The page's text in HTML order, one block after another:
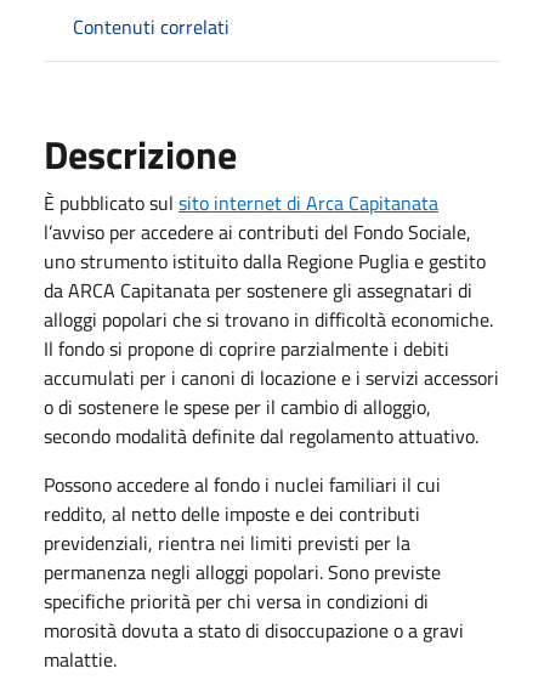
Contenuti correlati
Descrizione
È pubblicato sul sito internet di Arca Capitanata
l’avviso per accedere ai contributi del Fondo Sociale,
uno strumento istituito dalla Regione Puglia e gestito
da ARCA Capitanata per sostenere gli assegnatari di
alloggi popolari che si trovano in difficoltà economiche.
Il fondo si propone di coprire parzialmente i debiti
accumulati per i canoni di locazione e i servizi accessori
o di sostenere le spese per il cambio di alloggio,
secondo modalità definite dal regolamento attuativo.
Possono accedere al fondo i nuclei familiari il cui
reddito, al netto delle imposte e dei contributi
previdenziali, rientra nei limiti previsti per la
permanenza negli alloggi popolari. Sono previste
specifiche priorità per chi versa in condizioni di
morosità dovuta a stato di disoccupazione o a gravi
malattie.